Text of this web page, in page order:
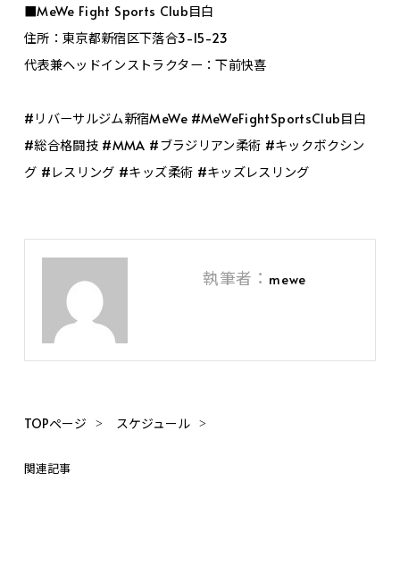
■MeWe Fight Sports Club目白
住所：東京都新宿区下落合3-15-23
代表兼ヘッドインストラクター：下前快喜
#リバーサルジム新宿MeWe #MeWeFightSportsClub目白
#総合格闘技 #MMA #ブラジリアン柔術 #キックボクシン
グ #レスリング #キッズ柔術 #キッズレスリング
執筆者： mewe
TOPページ スケジュール
関連記事